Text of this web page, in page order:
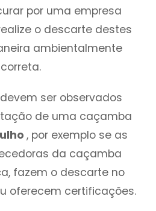
por uma empresa
o descarte destes
ambientalmente
correta.
ser observados
de uma caçamba
, por exemplo se as
da caçamba
fazem o descarte no
oferecem certificações.